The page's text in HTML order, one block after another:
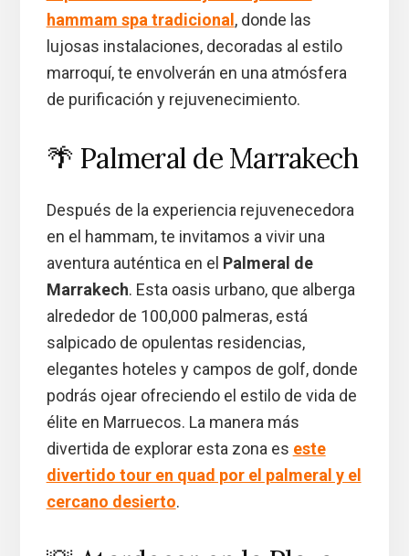
hammam spa tradicional , donde las
lujosas instalaciones, decoradas al estilo
marroquí, te envolverán en una atmósfera
de purificación y rejuvenecimiento.
🌴 Palmeral de Marrakech
Después de la experiencia rejuvenecedora
en el hammam, te invitamos a vivir una
aventura auténtica en el Palmeral de
Marrakech. Esta oasis urbano, que alberga
alrededor de 100,000 palmeras, está
salpicado de opulentas residencias,
elegantes hoteles y campos de golf, donde
podrás ojear ofreciendo el estilo de vida de
élite en Marruecos. La manera más
divertida de explorar esta zona es este
divertido tour en quad por el palmeral y el
cercano desierto.